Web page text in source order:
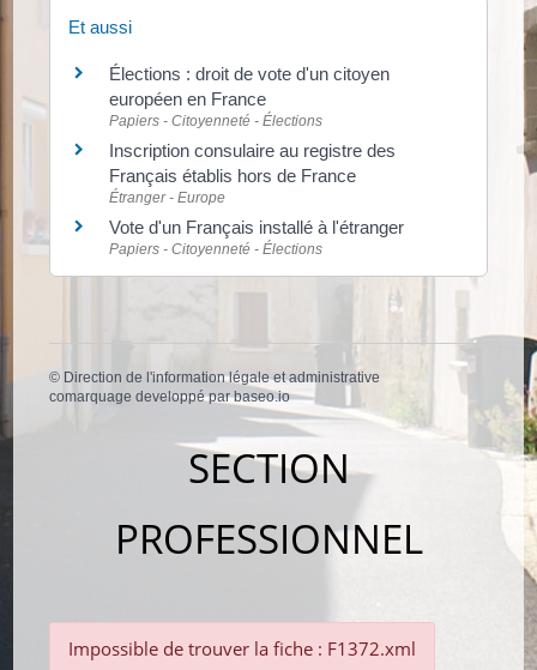
Et aussi
Élections : droit de vote d'un citoyen
européen en France
Papiers - Citoyenneté - Élections
Inscription consulaire au registre des
Français établis hors de France
Étranger - Europe
Vote d'un Français installé à l'étranger
Papiers - Citoyenneté - Élections
© Direction de l'information légale et administrative
comarquage developpé parbaseo.io
SECTION
PROFESSIONNEL
Impossible de trouver la fiche : F1372.xml